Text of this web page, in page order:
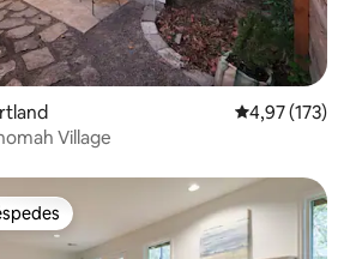
Calificación
4,97 (173)
Village